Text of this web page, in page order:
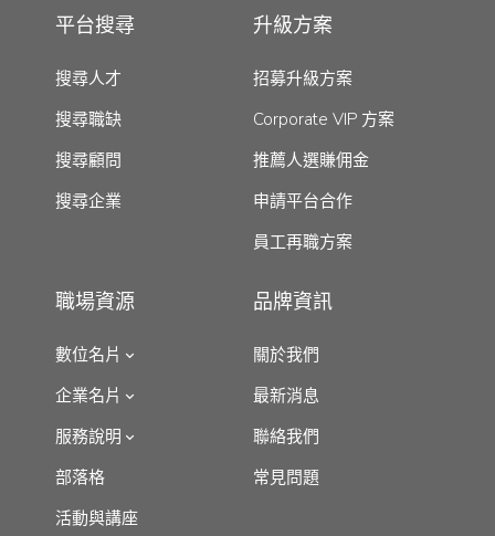
平台搜尋
搜尋人才
搜尋職缺
搜尋顧問
搜尋企業
升級方案
招募升級方案
Corporate VIP 方案
推薦人選賺佣金
申請平台合作
員工再職方案
職場資源
數位名片
企業名片
服務說明
部落格
活動與講座
品牌資訊
關於我們
最新消息
聯絡我們
常見問題